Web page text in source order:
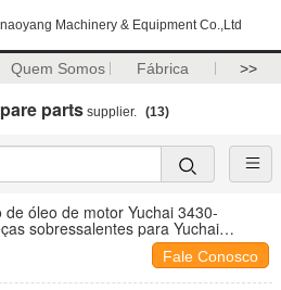
Machinery & Equipment Co.,Ltd
Quem Somos Fábrica >>
parts supplier. (13)
de óleo de motor Yuchai 3430-
sobressalentes para Yuchai
Fale Conosco